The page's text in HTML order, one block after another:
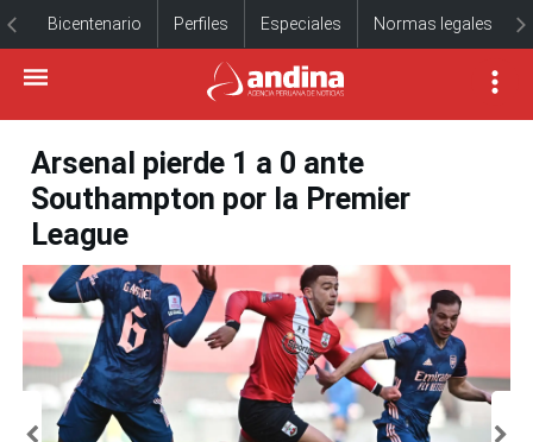
Bicentenario Perfiles Especiales Normas legales
Arsenal pierde 1 a 0 ante
Southampton por la Premier
League